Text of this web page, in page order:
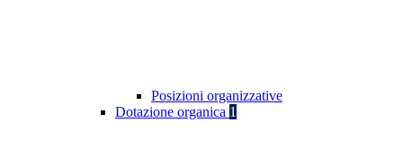
Posizioni organizzative
Dotazione organica 1